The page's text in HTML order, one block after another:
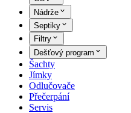
Nádrže
Septiky
Filtry
Dešťový program
Šachty
Jímky
Odlučovače
Přečerpání
Servis